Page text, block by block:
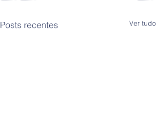
Posts recentes Ver tudo